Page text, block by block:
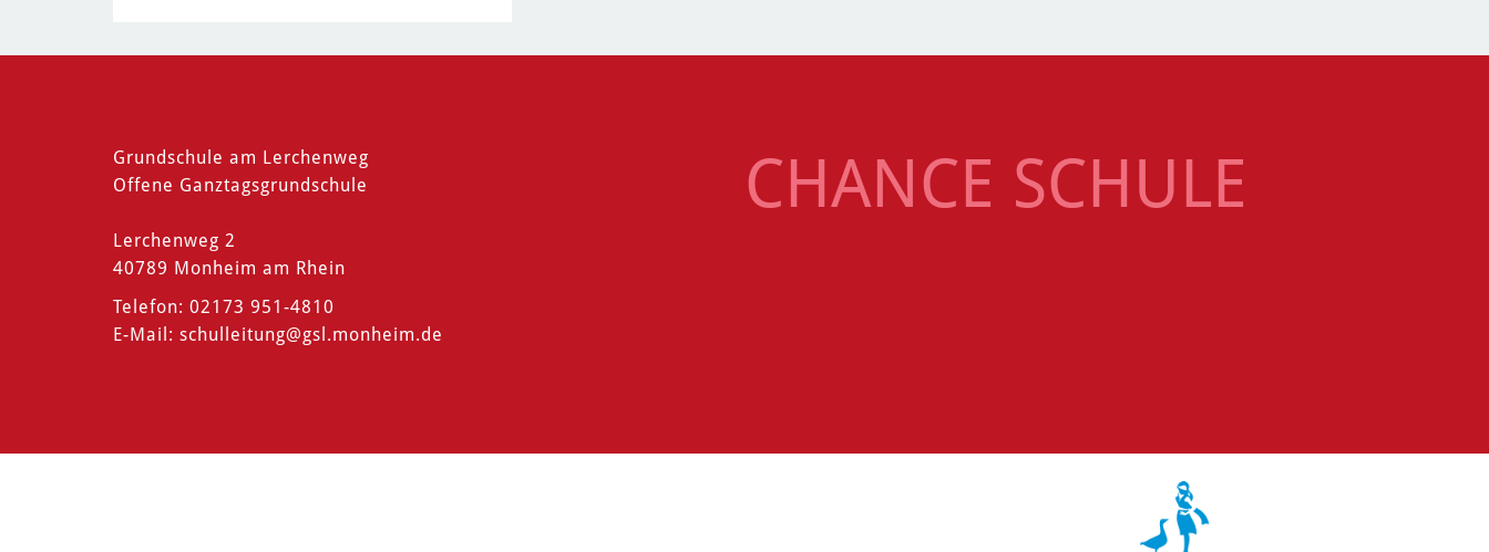
Grundschule am Lerchenweg
Offene Ganztagsgrundschule
Lerchenweg 2
40789 Monheim am Rhein
Telefon: 02173 951-4810
E-Mail: schulleitung@gsl.monheim.de
CHANCE SCHULE